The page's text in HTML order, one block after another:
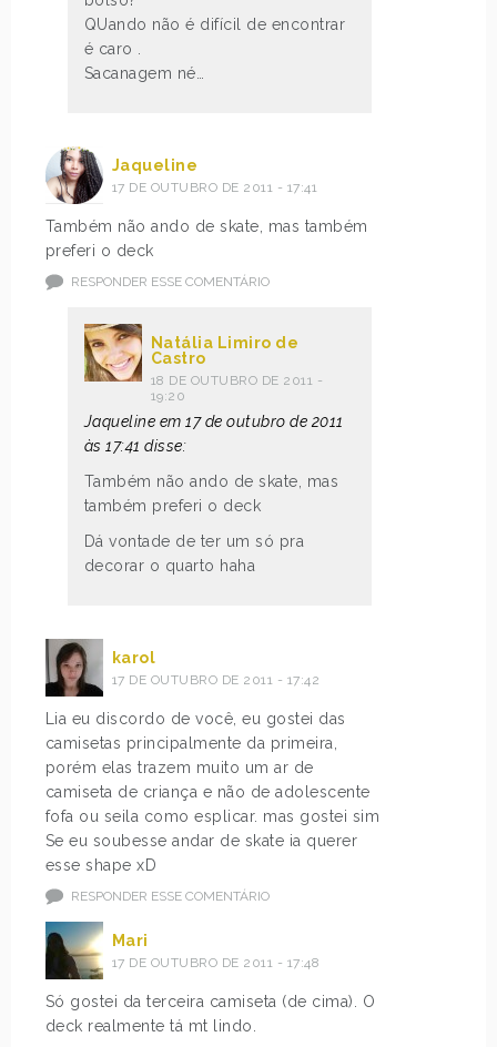
QUando não é difícil de encontrar
é caro .
Sacanagem né…
Jaqueline
17 DE OUTUBRO DE 2011 - 17:41
Também não ando de skate, mas também
preferi o deck
RESPONDER ESSE COMENTÁRIO
Natália Limiro de
Castro
18 DE OUTUBRO DE 2011 -
19:20
Jaqueline em 17 de outubro de 2011
às 17:41 disse:
Também não ando de skate, mas
também preferi o deck
Dá vontade de ter um só pra
decorar o quarto haha
karol
17 DE OUTUBRO DE 2011 - 17:42
Lia eu discordo de você, eu gostei das
camisetas principalmente da primeira,
porém elas trazem muito um ar de
camiseta de criança e não de adolescente
fofa ou seila como esplicar. mas gostei sim
Se eu soubesse andar de skate ia querer
esse shape xD
RESPONDER ESSE COMENTÁRIO
Mari
17 DE OUTUBRO DE 2011 - 17:48
Só gostei da terceira camiseta (de cima). O
deck realmente tá mt lindo.